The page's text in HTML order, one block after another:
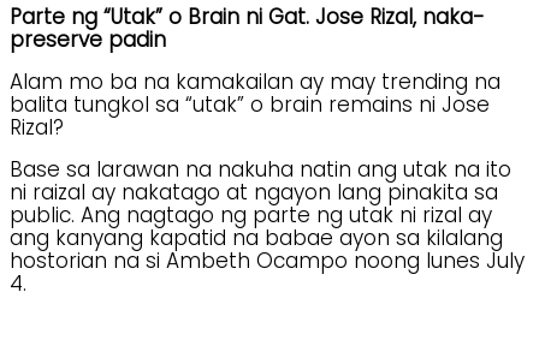
Parte ng “Utak” o Brain ni Gat. Jose Rizal, naka-
preserve padin
Alam mo ba na kamakailan ay may trending na
balita tungkol sa “utak” o brain remains ni Jose
Rizal?
Base sa larawan na nakuha natin ang utak na ito
ni raizal ay nakatago at ngayon lang pinakita sa
public. Ang nagtago ng parte ng utak ni rizal ay
ang kanyang kapatid na babae ayon sa kilalang
hostorian na si Ambeth Ocampo noong lunes July
4.